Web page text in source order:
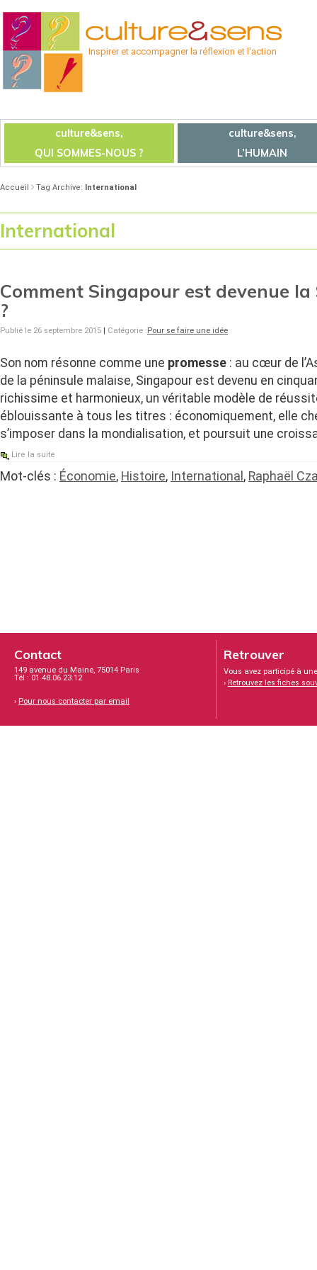
Inspirer et accompagner la réflexion et l'action
culture&sens,
QUI SOMMES-NOUS ?
culture&sens,
L’HUMAIN
Accueil Tag Archive: International
International
Comment Singapour est devenue la
?
Publié le 26 septembre 2015 | Catégorie :Pour se faire une idée
Son nom résonne comme une promesse : au cœur de
de la péninsule malaise, Singapour est devenu en
richissime et harmonieux, un véritable modèle de
éblouissante à tous les titres : économiquement, elle
s’imposer dans la mondialisation, et poursuit une
Lire la suite
Mot-clés : Économie, Histoire, International , Raphaël
Contact
149 avenue du Maine, 75014 Paris
Tél : 01.48.06.23.12
› Pour nous contacter par email
Retrouver
Vous avez participé à
› Retrouvez les fiches